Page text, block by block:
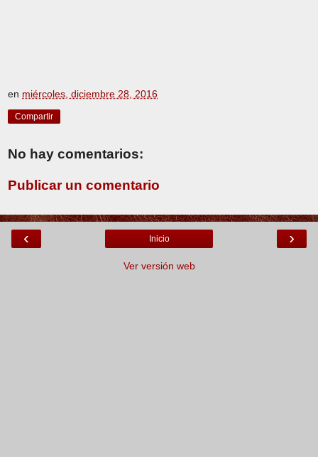
en miércoles, diciembre 28, 2016
Compartir
No hay comentarios:
Publicar un comentario
‹ ›
Inicio
Ver versión web